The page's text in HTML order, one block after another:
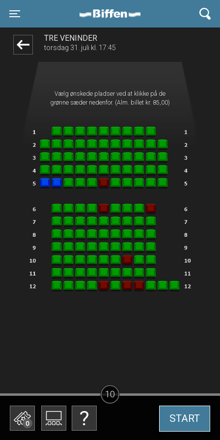
Biffen Odder
TRE VENINDER
torsdag 31. juli kl. 17:45
Vælg ønskede pladser ved at klikke på de
grønne sæder nedenfor. (Alm. billet kr. 85,00)
0 START
10
front05-temp 094319